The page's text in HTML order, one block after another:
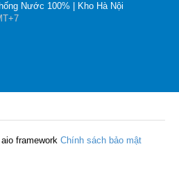
Nước 100% | Kho Hà Nội
framework Chính sách bảo mật